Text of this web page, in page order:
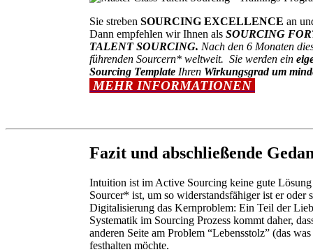
Sie streben SOURCING EXCELLENCE an
Dann empfehlen wir Ihnen als SOURCING
TALENT SOURCING. Nach den 6 Monaten
führenden Sourcern* weltweit. Sie werden ein
Sourcing Template Ihren Wirkungsgrad um
MEHR INFORMATIONEN
Fazit und abschließende
Intuition ist im Active Sourcing keine gute
Sourcer* ist, um so widerstandsfähiger ist er oder
Digitalisierung das Kernproblem: Ein Teil der
Systematik im Sourcing Prozess kommt daher,
anderen Seite am Problem “Lebensstolz” (das
festhalten möchte.